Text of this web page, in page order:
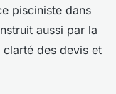
pisciniste dans
aussi par la
clarté des devis et